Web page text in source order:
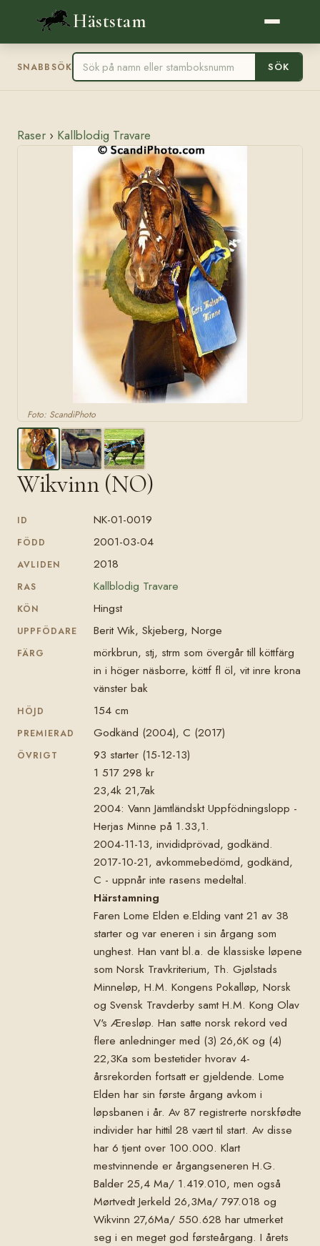
Häststam
SNABBSÖK SÖK
Raser › Kallblodig Travare
Foto: ScandiPhoto
Wikvinn (NO)
ID NK-01-0019
FÖDD 2001-03-04
AVLIDEN 2018
RAS Kallblodig Travare
KÖN Hingst
UPPFÖDARE Berit Wik, Skjeberg, Norge
FÄRG
mörkbrun, stj, strm som övergår till köttfärg
in i höger näsborre, köttf fl öl, vit inre krona
vänster bak
HÖJD 154 cm
PREMIERAD Godkänd (2004), C (2017)
ÖVRIGT
93 starter (15-12-13)
1 517 298 kr
23,4k 21,7ak
2004: Vann Jämtländskt Uppfödningslopp -
Herjas Minne på 1.33,1.
2004-11-13, invididprövad, godkänd.
2017-10-21, avkommebedömd, godkänd,
C - uppnår inte rasens medeltal.
Härstamning
Faren Lome Elden e.Elding vant 21 av 38
starter og var eneren i sin årgang som
unghest. Han vant bl.a. de klassiske løpene
som Norsk Travkriterium, Th. Gjølstads
Minneløp, H.M. Kongens Pokalløp, Norsk
og Svensk Travderby samt H.M. Kong Olav
V's Æresløp. Han satte norsk rekord ved
flere anledninger med (3) 26,6K og (4)
22,3Ka som bestetider hvorav 4-
årsrekorden fortsatt er gjeldende. Lome
Elden har sin første årgang avkom i
løpsbanen i år. Av 87 registrerte norskfødte
individer har hittil 28 vært til start. Av disse
har 6 tjent over 100.000. Klart
mestvinnende er årgangseneren H.G.
Balder 25,4 Ma/ 1.419.010, men også
Mørtvedt Jerkeld 26,3Ma/ 797.018 og
Wikvinn 27,6Ma/ 550.628 har utmerket
seg i en meget god førsteårgang. I årets